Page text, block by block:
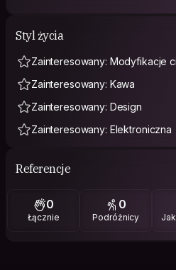
Styl życia
Zainteresowany: Modyfikacje
Zainteresowany: Kawa
Zainteresowany: Design
Zainteresowany: Elektroniczna
Referencje
0
Łącznie
0
Podróżnicy